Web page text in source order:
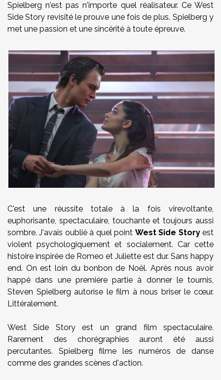
Spielberg n'est pas n'importe quel réalisateur. Ce West
Side Story revisité le prouve une fois de plus. Spielberg y
met une passion et une sincérité à toute épreuve.
C'est une réussite totale à la fois virevoltante,
euphorisante, spectaculaire, touchante et toujours aussi
sombre. J'avais oublié à quel point West Side Storyest
violent psychologiquement et socialement. Car cette
histoire inspirée de Romeo et Juliette est dur. Sans happy
end. On est loin du bonbon de Noël. Après nous avoir
happé dans une première partie à donner le tournis,
Steven Spielberg autorise le film à nous briser le cœur.
Littéralement.
West Side Story est un grand film spectaculaire.
Rarement des chorégraphies auront été aussi
percutantes. Spielberg filme les numéros de danse
comme des grandes scènes d'action.